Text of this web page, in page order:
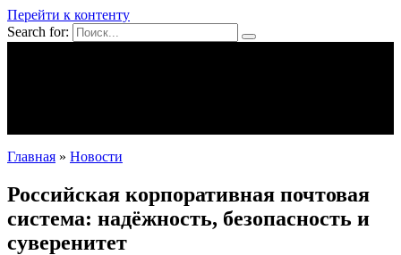
Перейти к контенту
Search for:
Главная » Новости
Российская корпоративная почтовая
система: надёжность, безопасность и
суверенитет